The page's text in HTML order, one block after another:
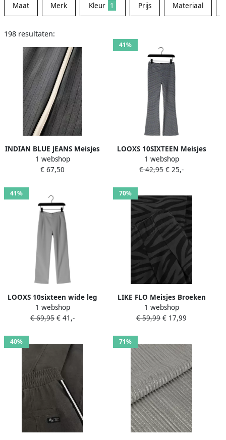
Maat Merk Kleur 1 Prijs Materiaal
198 resultaten:
INDIAN BLUE JEANS Meisjes
Broeken Pants Extra Wide
Pinstripe Donkergrijs
1 webshop
€ 67,50
41%
LOOXS 10SIXTEEN Meisjes
Broeken 2601-5639 Multi
1 webshop
€ 42,95 € 25,-
41%
LOOXS 10sixteen wide leg
casual broek lichtgrijs
1 webshop
€ 69,95 € 41,-
70%
LIKE FLO Meisjes Broeken
Fiene Flo Pants Donkergrijs
1 webshop
€ 59,99 € 17,99
40% 71%